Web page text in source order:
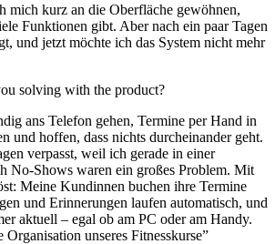
mich kurz an die Oberfläche gewöhnen,
Funktionen gibt. Aber nach ein paar Tagen
und jetzt möchte ich das System nicht mehr
solving with the product?
ans Telefon gehen, Termine per Hand in
und hoffen, dass nichts durcheinander geht.
verpasst, weil ich gerade in einer
No-Shows waren ein großes Problem. Mit
Meine Kundinnen buchen ihre Termine
und Erinnerungen laufen automatisch, und
aktuell – egal ob am PC oder am Handy.
Organisation unseres Fitnesskurse”